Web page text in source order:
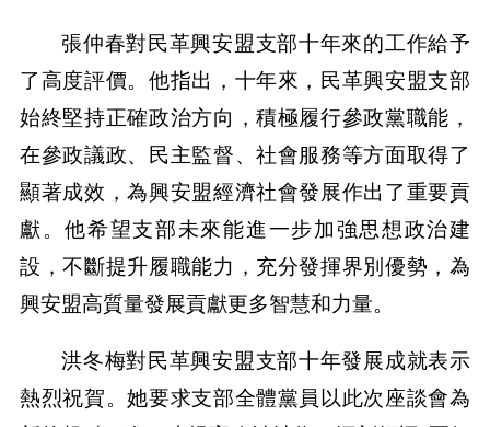
張仲春對民革興安盟支部十年來的工作給予
了高度評價。他指出，十年來，民革興安盟支部
始終堅持正確政治方向，積極履行參政黨職能，
在參政議政、民主監督、社會服務等方面取得了
顯著成效，為興安盟經濟社會發展作出了重要貢
獻。他希望支部未來能進一步加強思想政治建
設，不斷提升履職能力，充分發揮界別優勢，為
興安盟高質量發展貢獻更多智慧和力量。
洪冬梅對民革興安盟支部十年發展成就表示
熱烈祝賀。她要求支部全體黨員以此次座談會為